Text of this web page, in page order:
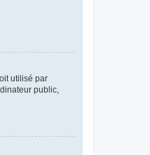
utilisé par
public,